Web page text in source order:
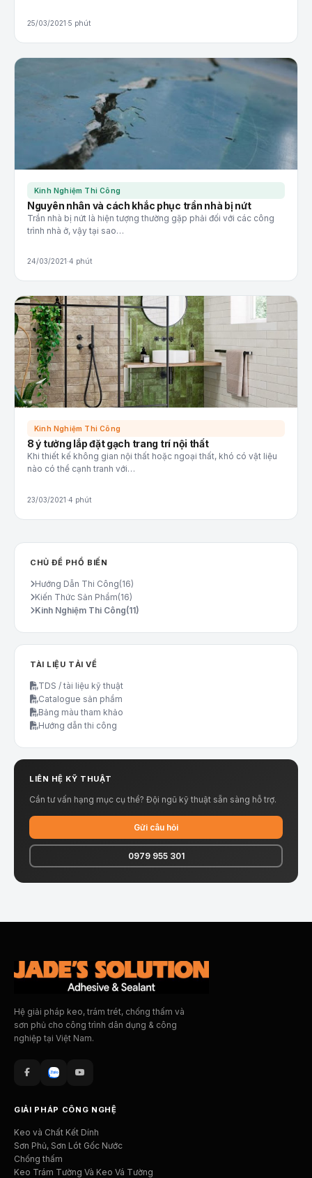
25/03/2021·5 phút
Kinh Nghiệm Thi Công
Nguyên nhân và cách khắc phục trần nhà bị nứt
Trần nhà bị nứt là hiện tượng thường gặp phải đối với các công
trình nhà ở, vậy tại sao…
24/03/2021 ·4 phút
Kinh Nghiệm Thi Công
8 ý tưởng lắp đặt gạch trang trí nội thất
Khi thiết kế không gian nội thất hoặc ngoại thất, khó có vật liệu
nào có thể cạnh tranh với…
23/03/2021 ·4 phút
CHỦ ĐỀ PHỔ BIẾN
Hướng Dẫn Thi Công(16)
Kiến Thức Sản Phẩm(16)
Kinh Nghiệm Thi Công(11)
TÀI LIỆU TẢI VỀ
TDS / tài liệu kỹ thuật
Catalogue sản phẩm
Bảng màu tham khảo
Hướng dẫn thi công
LIÊN HỆ KỸ THUẬT
Cần tư vấn hạng mục cụ thể? Đội ngũ kỹ thuật sẵn sàng hỗ trợ.
Gửi câu hỏi
0979 955 301
Hệ giải pháp keo, trám trét, chống thấm và
sơn phủ cho công trình dân dụng & công
nghiệp tại Việt Nam.
GIẢI PHÁP CÔNG NGHỆ
Keo và Chất Kết Dính
Sơn Phủ, Sơn Lót Gốc Nước
Chống thấm
Keo Trám Tường Và Keo Vá Tường